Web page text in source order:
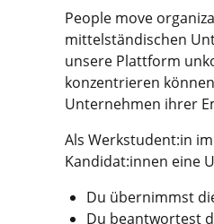
People move
mittelständischen
unsere Plattform
konzentrieren
Unternehmen ihrer
Als Werkstudent:in
Kandidat:innen eine
Du übernimmst
Du beantwortest